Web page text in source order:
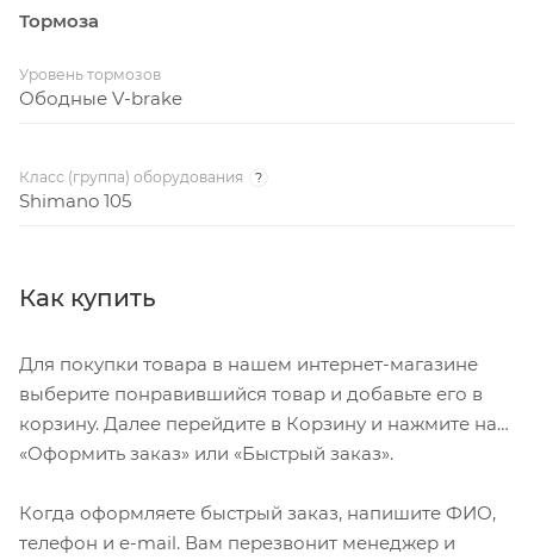
Тормоза
Уровень тормозов
Ободные V-brake
Класс (группа) оборудования ?
Shimano 105
Как купить
Для покупки товара в нашем интернет-магазине
выберите понравившийся товар и добавьте его в
корзину. Далее перейдите в Корзину и нажмите на
«Оформить заказ» или «Быстрый заказ».
Когда оформляете быстрый заказ, напишите ФИО,
телефон и e-mail. Вам перезвонит менеджер и